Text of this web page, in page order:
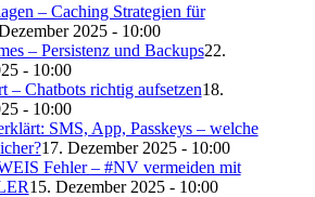
– Caching Strategien für
2025 - 10:00
– Persistenz und Backups22.
- 10:00
– Chatbots richtig aufsetzen18.
- 10:00
SMS, App, Passkeys – welche
17. Dezember 2025 - 10:00
Fehler – #NV vermeiden mit
15. Dezember 2025 - 10:00